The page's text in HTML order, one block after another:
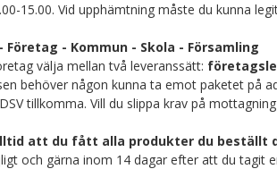
15.00. Vid upphämtning måste du kunna
Företag - Kommun - Skola - Församling
välja mellan två leveranssätt:
behöver någon kunna ta emot paketet på
tillkomma. Vill du slippa krav på
att du fått alla produkter du beställt
och gärna inom 14 dagar efter att du tagit